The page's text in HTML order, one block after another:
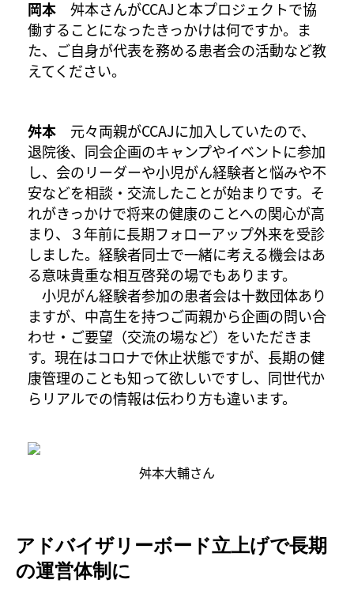
岡本 舛本さんがCCAJと本プロジェクトで協
働することになったきっかけは何ですか。ま
た、ご自身が代表を務める患者会の活動など教
えてください。
舛本 元々両親がCCAJに加入していたので、
退院後、同会企画のキャンプやイベントに参加
し、会のリーダーや小児がん経験者と悩みや不
安などを相談・交流したことが始まりです。そ
れがきっかけで将来の健康のことへの関心が高
まり、３年前に長期フォローアップ外来を受診
しました。経験者同士で一緒に考える機会はあ
る意味貴重な相互啓発の場でもあります。
小児がん経験者参加の患者会は十数団体あり
ますが、中高生を持つご両親から企画の問い合
わせ・ご要望（交流の場など）をいただきま
す。現在はコロナで休止状態ですが、長期の健
康管理のことも知って欲しいですし、同世代か
らリアルでの情報は伝わり方も違います。
舛本大輔さん
アドバイザリーボード立上げで長期
の運営体制に